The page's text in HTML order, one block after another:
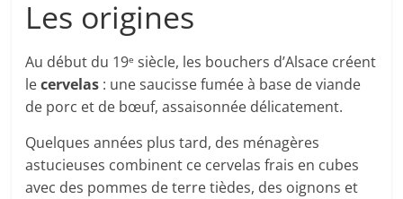
Les origines
Au début du 19e siècle, les bouchers d’Alsace créent
lecervelas : une saucisse fumée à base de viande
de porc et de bœuf, assaisonnée délicatement.
Quelques années plus tard, des ménagères
astucieuses combinent ce cervelas frais en cubes
avec des pommes de terre tièdes, des oignons et